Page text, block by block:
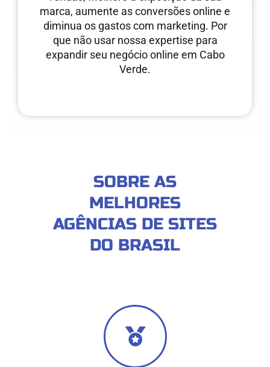
marca, aumente as conversões online e
diminua os gastos com marketing. Por
que não usar nossa expertise para
expandir seu negócio online em Cabo
Verde.
SOBRE AS
MELHORES
AGÊNCIAS DE SITES
DO BRASIL